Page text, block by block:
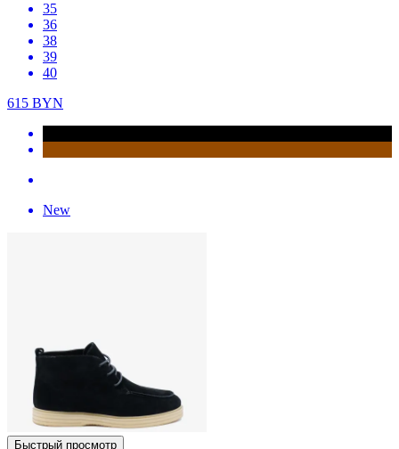
35
36
38
39
40
615 BYN
New
Быстрый просмотр